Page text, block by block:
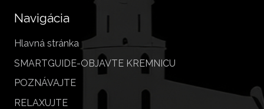
Navigácia
Hlavná stránka
SMARTGUIDE-OBJAVTE KREMNICU
POZNÁVAJTE
RELAXUJTE